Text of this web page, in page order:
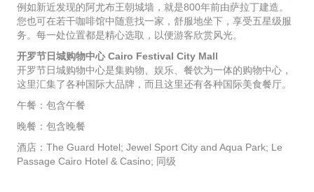
例如新近发现的阿尤布王朝城墙，就是800年前由萨拉丁建造。
您也可在若干咖啡馆中随意找一家，舒服地坐下，享受五星级服
务。每一处位置都是精心选取，以便游客欣赏风光。
开罗节日城购物中心 Cairo Festival City Mall
开罗节日城购物中心是集购物、娱乐、餐饮为一体的购物中心，
这里汇集了各种国际大品牌，而且这里还有各种国际美食餐厅。
午餐：包含午餐
晚餐：包含晚餐
酒店：The Guard Hotel; Jewel Sport City and Aqua Park; Le
Passage Cairo Hotel & Casino; 同级